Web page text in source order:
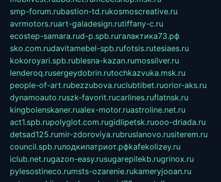
smp-forum.rubastion-td.rukosmoscreative.ru
avrmotors.ruart-galadesign.rutiffany-c.ru
ecostep-samara.rud-p.spb.ruгалактика73.рф
sko.com.rudavitamebel-spb.rufotsis.rutesiaes.ru
kokoroyari.spb.rublesna-kazan.rumossilver.ru
lenderoq.rusergeydobrin.rutochkazvuka.msk.ru
people-of-art.rubezzubova.ruclubtibet.ruorior-aks.ru
dynamoauto.ruszk-favorit.rucarlines.ruflatnsk.ru
kingbolenskaner.rualex-motor.ruastroline.net.ru
act1.spb.rupolyglot.com.rugidlipetsk.ruooo-driada.ru
detsad125.rumir-zdoroviya.rubruslanovo.rusiterem.ru
council.spb.ruлодкипатриот.рфkafekolizey.ru
iclub.net.rugazon-easy.rusugarepilekb.rugrinox.ru
pylesostineco.rumsts-ozarenie.rukameryjooan.ru